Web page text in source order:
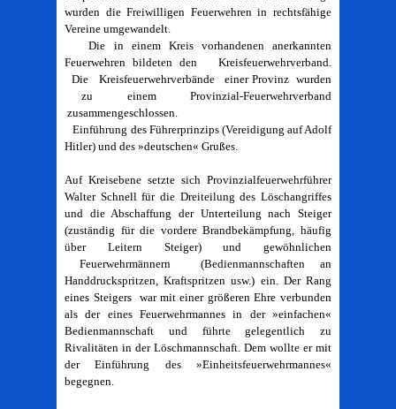
wurden die Freiwilligen Feuerwehren in rechtsfähige
Vereine umgewandelt.
Die in einem Kreis vorhandenen anerkannten
Feuerwehren bildeten den Kreisfeuerwehrverband.
Die Kreisfeuerwehrverbände einer Provinz wurden
zu einem Provinzial-Feuerwehrverband
zusammengeschlossen.
Einführung des Führerprinzips (Vereidigung auf Adolf
Hitler) und des »deutschen« Grußes.
Auf Kreisebene setzte sich Provinzialfeuerwehrführer
Walter Schnell für die Dreiteilung des Löschangriffes
und die Abschaffung der Unterteilung nach Steiger
(zuständig für die vordere Brandbekämpfung, häufig
über Leitern Steiger) und gewöhnlichen
Feuerwehrmännern (Bedienmannschaften an
Handdruckspritzen, Kraftspritzen usw.) ein. Der Rang
eines Steigers war mit einer größeren Ehre verbunden
als der eines Feuerwehrmannes in der »einfachen«
Bedienmannschaft und führte gelegentlich zu
Rivalitäten in der Löschmannschaft. Dem wollte er mit
der Einführung des »Einheitsfeuerwehrmannes«
begegnen.